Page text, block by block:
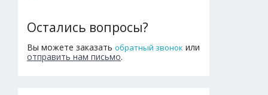
Остались вопросы?
Вы можете заказать обратный звонок или
отправить нам письмо.